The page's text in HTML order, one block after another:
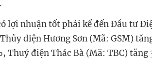
lợi nhuận tốt phải kể đến Đầu tư
điện Hương Sơn (Mã: GSM)
Thuỷ điện Thác Bà (Mã: TBC) tăng